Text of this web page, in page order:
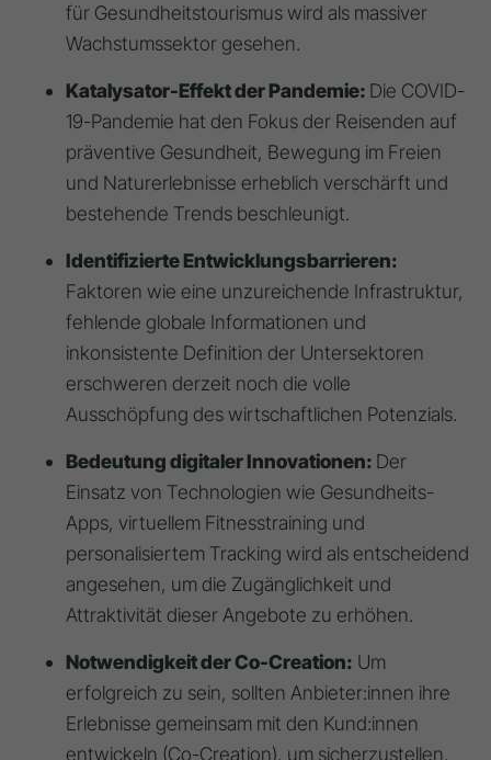
für Gesundheitstourismus wird als massiver
Wachstumssektor gesehen.
Katalysator-Effekt der Pandemie: Die COVID-
19-Pandemie hat den Fokus der Reisenden auf
präventive Gesundheit, Bewegung im Freien
und Naturerlebnisse erheblich verschärft und
bestehende Trends beschleunigt.
Identifizierte Entwicklungsbarrieren:
Faktoren wie eine unzureichende Infrastruktur,
fehlende globale Informationen und
inkonsistente Definition der Untersektoren
erschweren derzeit noch die volle
Ausschöpfung des wirtschaftlichen Potenzials.
Bedeutung digitaler Innovationen: Der
Einsatz von Technologien wie Gesundheits-
Apps, virtuellem Fitnesstraining und
personalisiertem Tracking wird als entscheidend
angesehen, um die Zugänglichkeit und
Attraktivität dieser Angebote zu erhöhen.
Notwendigkeit der Co-Creation: Um
erfolgreich zu sein, sollten Anbieter:innen ihre
Erlebnisse gemeinsam mit den Kund:innen
entwickeln (Co-Creation), um sicherzustellen,